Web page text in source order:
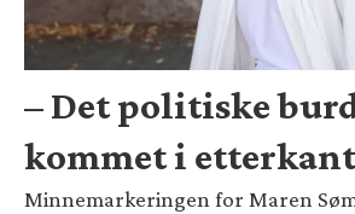
– Det politiske
kommet i etterkant
Minnemarkeringen for Maren